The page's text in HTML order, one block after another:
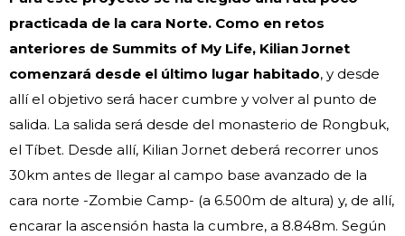
practicada de la cara Norte. Como en retos
anteriores de Summits of My Life, Kilian Jornet
comenzará desde el último lugar habitado, y desde
allí el objetivo será hacer cumbre y volver al punto de
salida. La salida será desde del monasterio de Rongbuk,
el Tíbet. Desde allí, Kilian Jornet deberá recorrer unos
30km antes de llegar al campo base avanzado de la
cara norte -Zombie Camp- (a 6.500m de altura) y, de allí,
encarar la ascensión hasta la cumbre, a 8.848m. Según